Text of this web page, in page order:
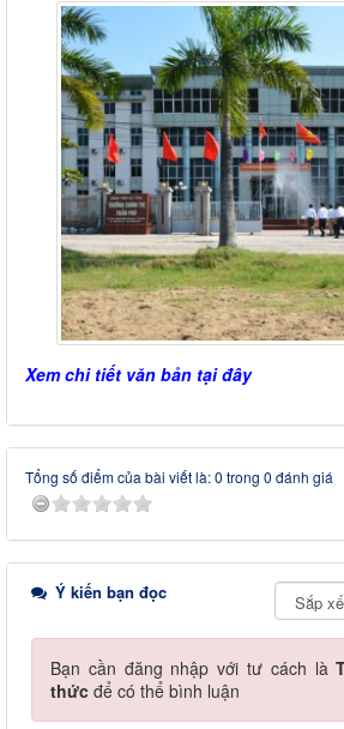
Xem chi tiết văn bản tại đây
Tổng số điểm của bài viết là: 0 trong 0 đánh giá
Ý kiến bạn đọc
Bạn cần đăng nhập với tư cách là
thức để có thể bình luận